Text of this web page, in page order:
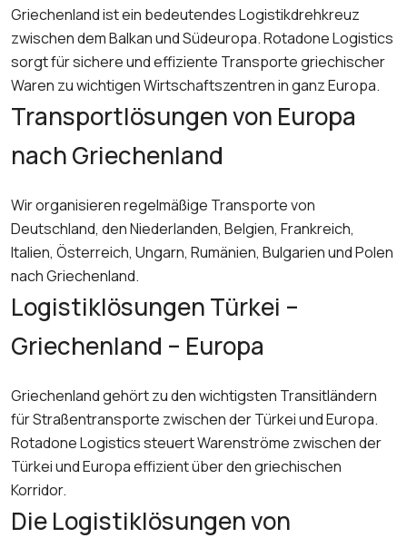
Griechenland ist ein bedeutendes Logistikdrehkreuz
zwischen dem Balkan und Südeuropa. Rotadone Logistics
sorgt für sichere und effiziente Transporte griechischer
Waren zu wichtigen Wirtschaftszentren in ganz Europa.
Transportlösungen von Europa
nach Griechenland
Wir organisieren regelmäßige Transporte von
Deutschland, den Niederlanden, Belgien, Frankreich,
Italien, Österreich, Ungarn, Rumänien, Bulgarien und Polen
nach Griechenland.
Logistiklösungen Türkei –
Griechenland – Europa
Griechenland gehört zu den wichtigsten Transitländern
für Straßentransporte zwischen der Türkei und Europa.
Rotadone Logistics steuert Warenströme zwischen der
Türkei und Europa effizient über den griechischen
Korridor.
Die Logistiklösungen von